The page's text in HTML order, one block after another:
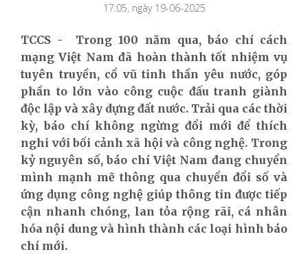
17:05, ngày 19-06-2025
TCCS - Trong 100 năm qua, báo chí cách
mạng Việt Nam đã hoàn thành tốt nhiệm vụ
tuyên truyền, cổ vũ tinh thần yêu nước, góp
phần to lớn vào công cuộc đấu tranh giành
độc lập và xây dựng đất nước. Trải qua các thời
kỳ, báo chí không ngừng đổi mới để thích
nghi với bối cảnh xã hội và công nghệ. Trong
kỷ nguyên số, báo chí Việt Nam đang chuyển
mình mạnh mẽ thông qua chuyển đổi số và
ứng dụng công nghệ giúp thông tin được tiếp
cận nhanh chóng, lan tỏa rộng rãi, cá nhân
hóa nội dung và hình thành các loại hình báo
chí mới.